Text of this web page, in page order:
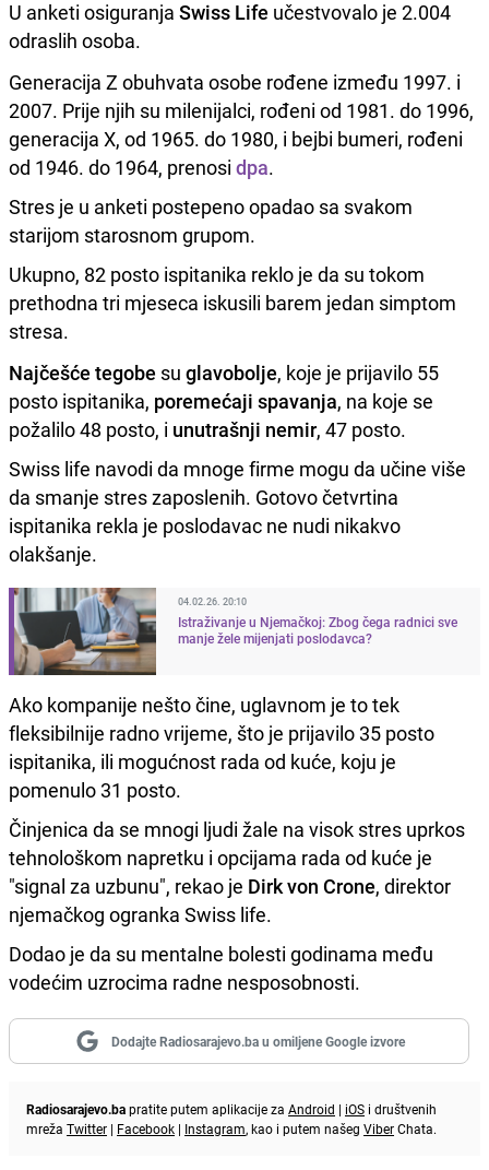
U anketi osiguranja Swiss Life učestvovalo je 2.004
odraslih osoba.
Generacija Z obuhvata osobe rođene između 1997. i
2007. Prije njih su milenijalci, rođeni od 1981. do 1996,
generacija X, od 1965. do 1980, i bejbi bumeri, rođeni
od 1946. do 1964, prenosi dpa.
Stres je u anketi postepeno opadao sa svakom
starijom starosnom grupom.
Ukupno, 82 posto ispitanika reklo je da su tokom
prethodna tri mjeseca iskusili barem jedan simptom
stresa.
Najčešće tegobe su glavobolje, koje je prijavilo 55
posto ispitanika, poremećaji spavanja, na koje se
požalilo 48 posto, i unutrašnji nemir, 47 posto.
Swiss life navodi da mnoge firme mogu da učine više
da smanje stres zaposlenih. Gotovo četvrtina
ispitanika rekla je poslodavac ne nudi nikakvo
olakšanje.
04.02.26. 20:10
Istraživanje u Njemačkoj: Zbog čega radnici sve
manje žele mijenjati poslodavca?
Ako kompanije nešto čine, uglavnom je to tek
fleksibilnije radno vrijeme, što je prijavilo 35 posto
ispitanika, ili mogućnost rada od kuće, koju je
pomenulo 31 posto.
Činjenica da se mnogi ljudi žale na visok stres uprkos
tehnološkom napretku i opcijama rada od kuće je
"signal za uzbunu", rekao je Dirk von Crone, direktor
njemačkog ogranka Swiss life.
Dodao je da su mentalne bolesti godinama među
vodećim uzrocima radne nesposobnosti.
Dodajte Radiosarajevo.ba u omiljene Google izvore
Radiosarajevo.bapratite putem aplikacije za Android | iOS i društvenih
mreža Twitter | Facebook | Instagram, kao i putem našeg ViberChata.